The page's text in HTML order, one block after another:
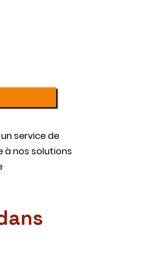
service de
à nos solutions